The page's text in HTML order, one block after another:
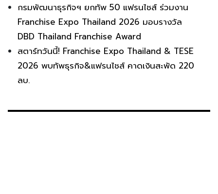
กรมพัฒนาธุรกิจฯ ยกทัพ 50 แฟรนไชส์ ร่วมงาน
Franchise Expo Thailand 2026 มอบรางวัล
DBD Thailand Franchise Award
สตาร์ทวันนี้! Franchise Expo Thailand & TESE
2026 พบทัพธุรกิจ&แฟรนไชส์ คาดเงินสะพัด 220
ลบ.